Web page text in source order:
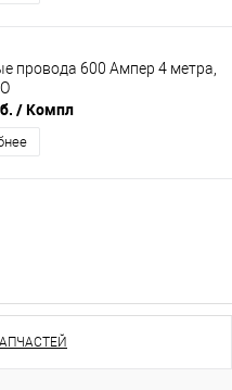
провода 600 Ампер 4 метра,
/ Компл